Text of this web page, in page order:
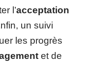
l’acceptation
un suivi
les progrès
et de